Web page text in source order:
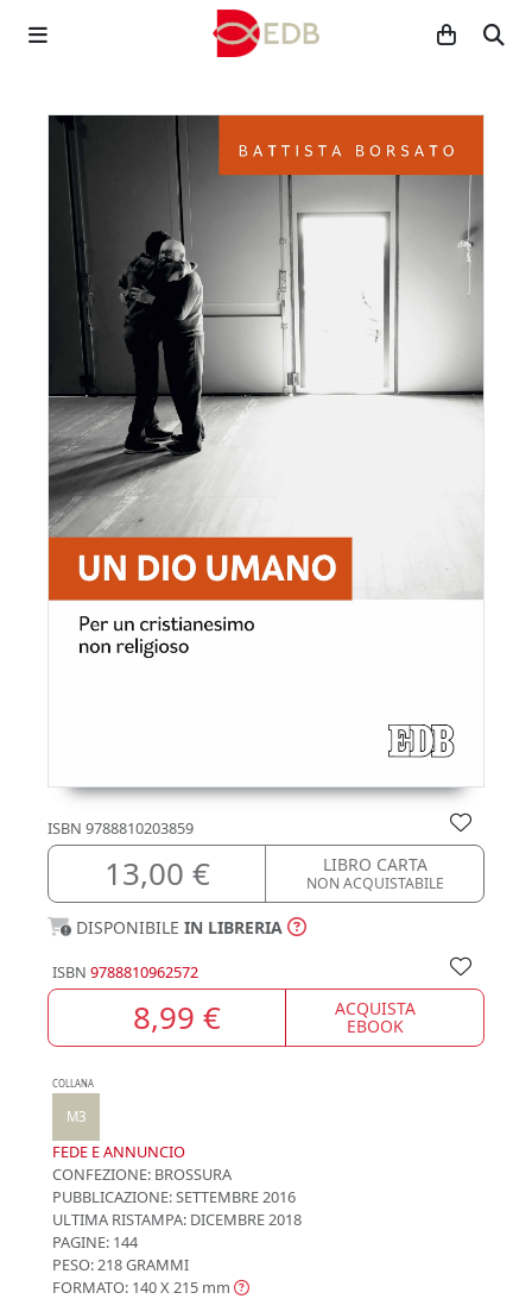
ISBN 9788810203859
13,00 € LIBRO CARTA
NON ACQUISTABILE
DISPONIBILE IN LIBRERIA
ISBN 9788810962572
8,99 € ACQUISTA
EBOOK
COLLANA
M3
FEDE E ANNUNCIO
CONFEZIONE: BROSSURA
PUBBLICAZIONE:SETTEMBRE 2016
ULTIMA RISTAMPA: DICEMBRE 2018
PAGINE: 144
PESO: 218 GRAMMI
FORMATO: 140 X 215 mm